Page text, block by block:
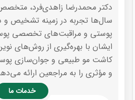
دکتر محمدرضا زاهدی‌فرد،
سال‌ها تجربه در زمینه تشخیص و
پوستی و مراقبت‌های تخصصی
ایشان با بهره‌گیری از روش‌های
کاشت مو طبیعی و جوان‌سازی
و مؤثری را به مراجعین ارائه
خدمات ما